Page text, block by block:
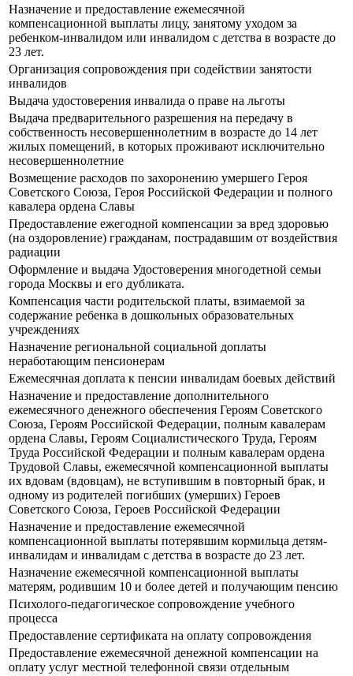
Назначение и предоставление ежемесячной
компенсационной выплаты лицу, занятому уходом за
ребенком-инвалидом или инвалидом с детства в возрасте до
23 лет.
Организация сопровождения при содействии занятости
инвалидов
Выдача удостоверения инвалида о праве на льготы
Выдача предварительного разрешения на передачу в
собственность несовершеннолетним в возрасте до 14 лет
жилых помещений, в которых проживают исключительно
несовершеннолетние
Возмещение расходов по захоронению умершего Героя
Советского Союза, Героя Российской Федерации и полного
кавалера ордена Славы
Предоставление ежегодной компенсации за вред здоровью
(на оздоровление) гражданам, пострадавшим от воздействия
радиации
Оформление и выдача Удостоверения многодетной семьи
города Москвы и его дубликата.
Компенсация части родительской платы, взимаемой за
содержание ребенка в дошкольных образовательных
учреждениях
Назначение региональной социальной доплаты
неработающим пенсионерам
Ежемесячная доплата к пенсии инвалидам боевых действий
Назначение и предоставление дополнительного
ежемесячного денежного обеспечения Героям Советского
Союза, Героям Российской Федерации, полным кавалерам
ордена Славы, Героям Социалистического Труда, Героям
Труда Российской Федерации и полным кавалерам ордена
Трудовой Славы, ежемесячной компенсационной выплаты
их вдовам (вдовцам), не вступившим в повторный брак, и
одному из родителей погибших (умерших) Героев
Советского Союза, Героев Российской Федерации
Назначение и предоставление ежемесячной
компенсационной выплаты потерявшим кормильца детям-
инвалидам и инвалидам с детства в возрасте до 23 лет.
Назначение ежемесячной компенсационной выплаты
матерям, родившим 10 и более детей и получающим пенсию
Психолого-педагогическое сопровождение учебного
процесса
Предоставление сертификата на оплату сопровождения
Предоставление ежемесячной денежной компенсации на
оплату услуг местной телефонной связи отдельным